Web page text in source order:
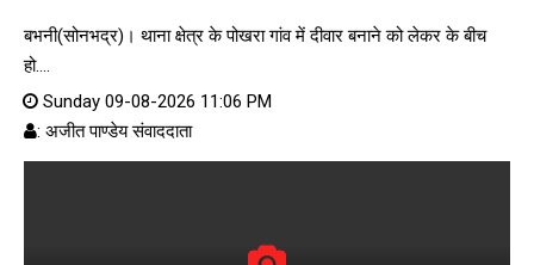
बभनी(सोनभद्र)। थाना क्षेत्र के पोखरा गांव में दीवार बनाने को लेकर के बीच
हो....
Sunday 09-08-2026 11:06 PM
: अजीत पाण्डेय संवाददाता